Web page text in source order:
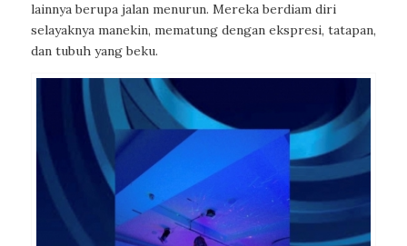
lainnya berupa jalan menurun. Mereka berdiam diri
selayaknya manekin, mematung dengan ekspresi, tatapan,
dan tubuh yang beku.